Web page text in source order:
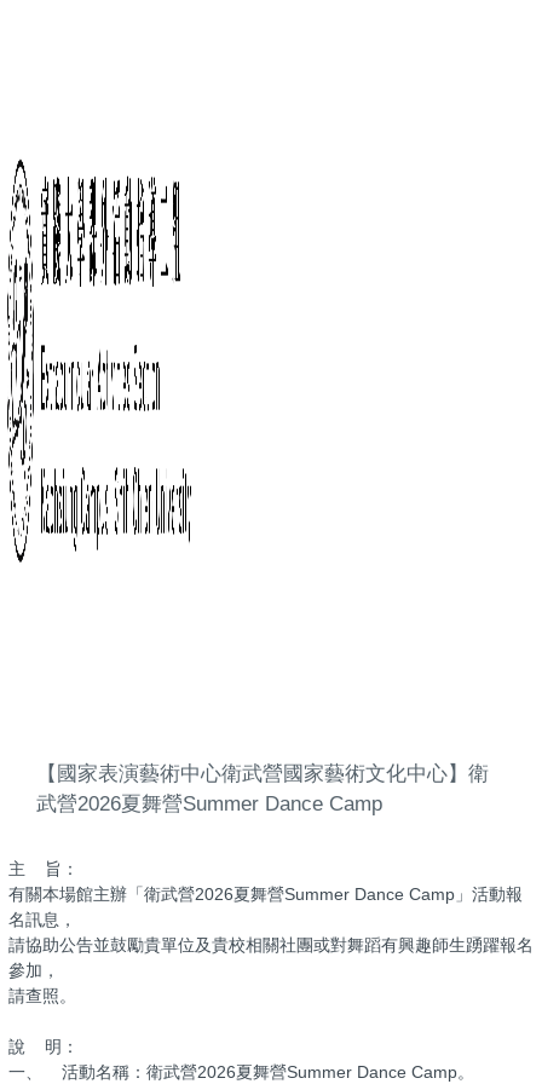
【國家表演藝術中心衛武營國家藝術文化中心】衛
武營2026夏舞營Summer Dance Camp
主 旨：
有關本場館主辦「衛武營2026夏舞營Summer Dance Camp」活動報
名訊息，
請協助公告並鼓勵貴單位及貴校相關社團或對舞蹈有興趣師生踴躍報名
參加，
請查照。
說 明：
一、 活動名稱：衛武營2026夏舞營Summer Dance Camp。